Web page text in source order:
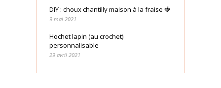
DIY : choux chantilly maison à la fraise 🍓
9 mai 2021
Hochet lapin (au crochet)
personnalisable
29 avril 2021